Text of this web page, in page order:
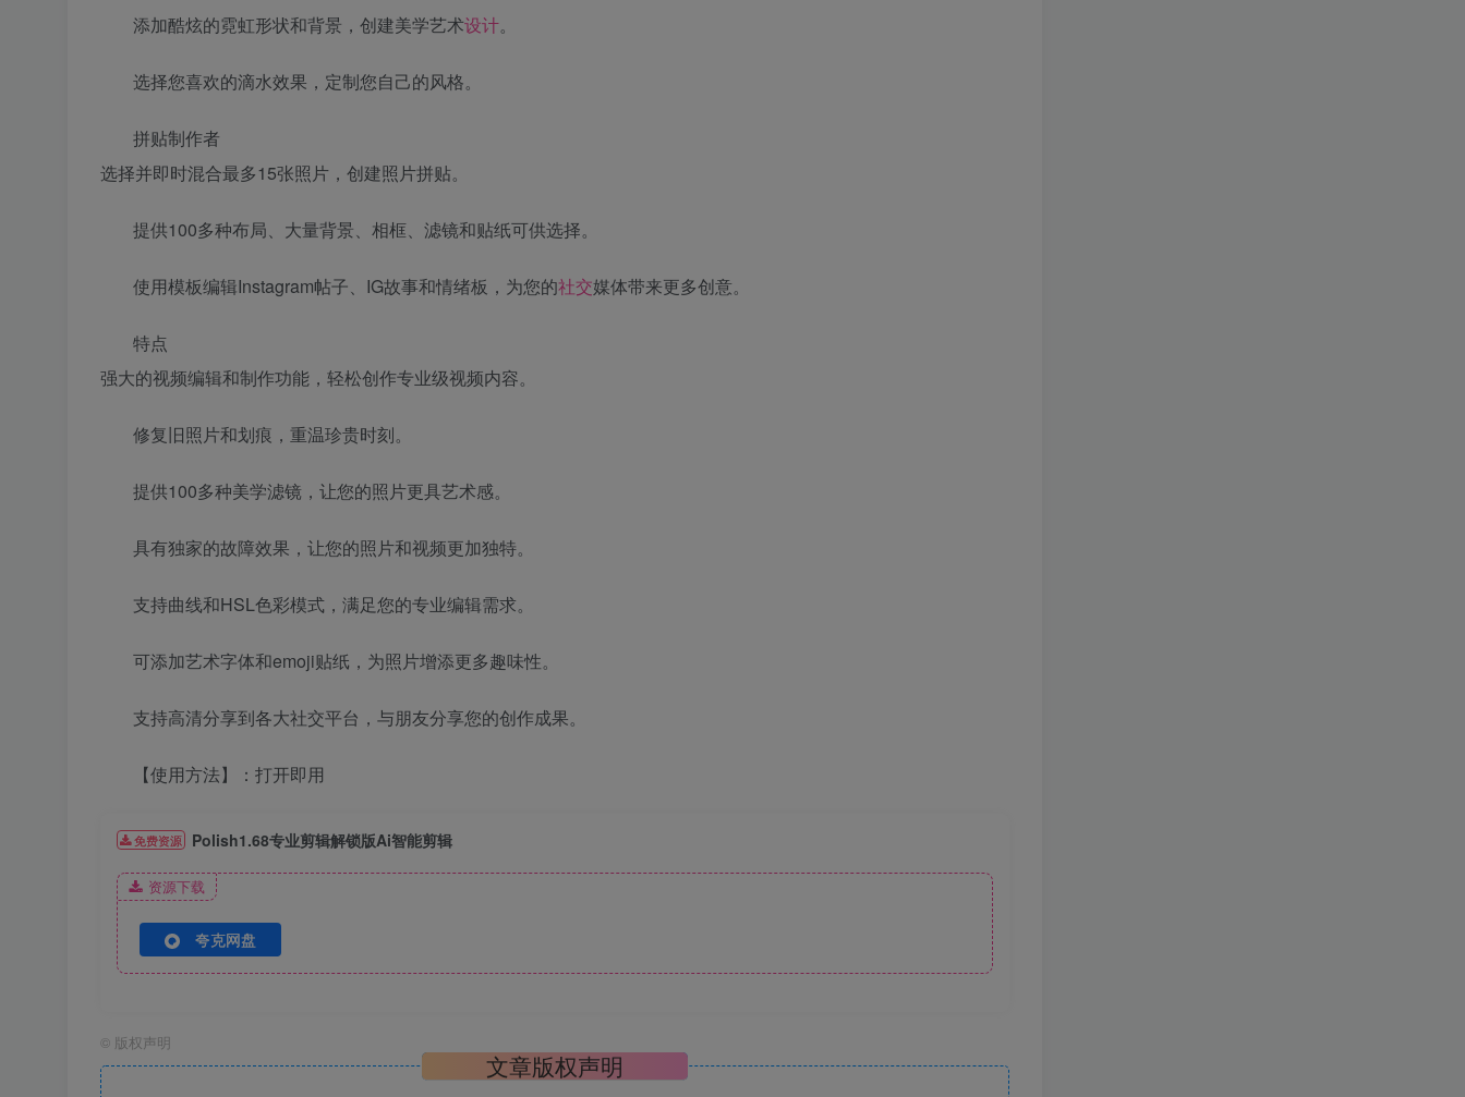
添加酷炫的霓虹形状和背景，创建美学艺术设计。
选择您喜欢的滴水效果，定制您自己的风格。
拼贴制作者
选择并即时混合最多15张照片，创建照片拼贴。
提供100多种布局、大量背景、相框、滤镜和贴纸可供选择。
使用模板编辑Instagram帖子、IG故事和情绪板，为您的社交媒体带来更多创意。
特点
强大的视频编辑和制作功能，轻松创作专业级视频内容。
修复旧照片和划痕，重温珍贵时刻。
提供100多种美学滤镜，让您的照片更具艺术感。
具有独家的故障效果，让您的照片和视频更加独特。
支持曲线和HSL色彩模式，满足您的专业编辑需求。
可添加艺术字体和emoji贴纸，为照片增添更多趣味性。
支持高清分享到各大社交平台，与朋友分享您的创作成果。
【使用方法】：打开即用
免费资源 Polish1.68专业剪辑解锁版Ai智能剪辑
资源下载
夸克网盘
© 版权声明
文章版权声明